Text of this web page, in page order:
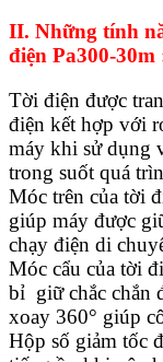
II. Những tính
điện Pa300-30m
Tời điện được
điện kết hợp với
máy khi sử dụng
trong suốt quá
Móc trên của tời
giúp máy được
chạy điện di
Móc cẩu của tời
bỉ giữ chắc chắn
xoay 360° giúp
Hộp số giảm tốc